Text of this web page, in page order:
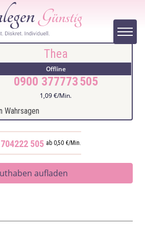
Thea
Offline
0900 377773505
1,09 €/Min.
Wahrsagen
505 ab 0,50 €/Min.
aufladen